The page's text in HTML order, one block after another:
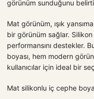
görünüm sunduğunu
Mat görünüm, ışık
bir görünüm sağlar. Silikon
performansını destekler.
boyası, hem modern
kullanıcılar için ideal bir
Mat silikonlu iç cephe